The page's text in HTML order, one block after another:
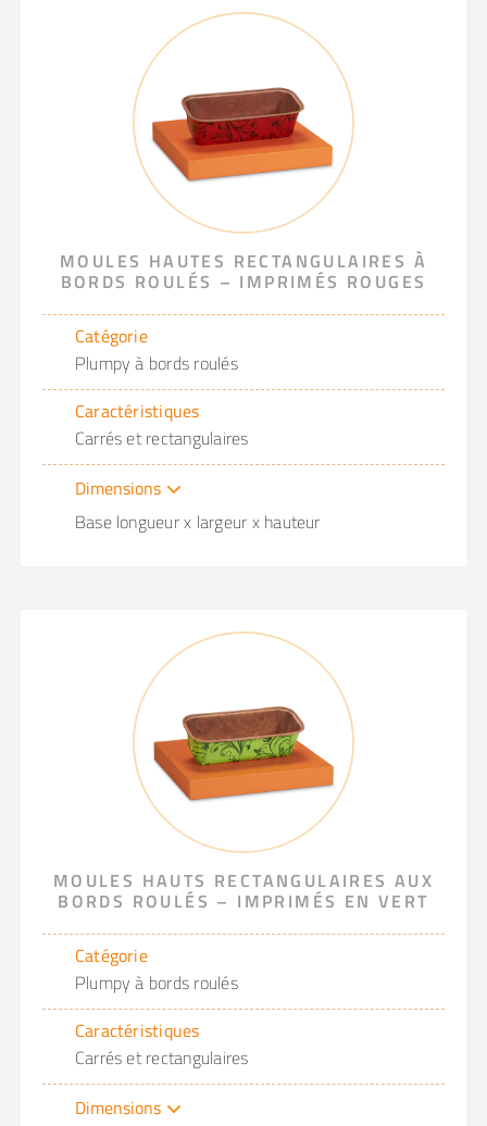
MOULES HAUTES RECTANGULAIRES À
BORDS ROULÉS – IMPRIMÉS ROUGES
Catégorie
Plumpy à bords roulés
Caractéristiques
Carrés et rectangulaires
Dimensions
Base longueur x largeur x hauteur
MOULES HAUTS RECTANGULAIRES AUX
BORDS ROULÉS – IMPRIMÉS EN VERT
Catégorie
Plumpy à bords roulés
Caractéristiques
Carrés et rectangulaires
Dimensions